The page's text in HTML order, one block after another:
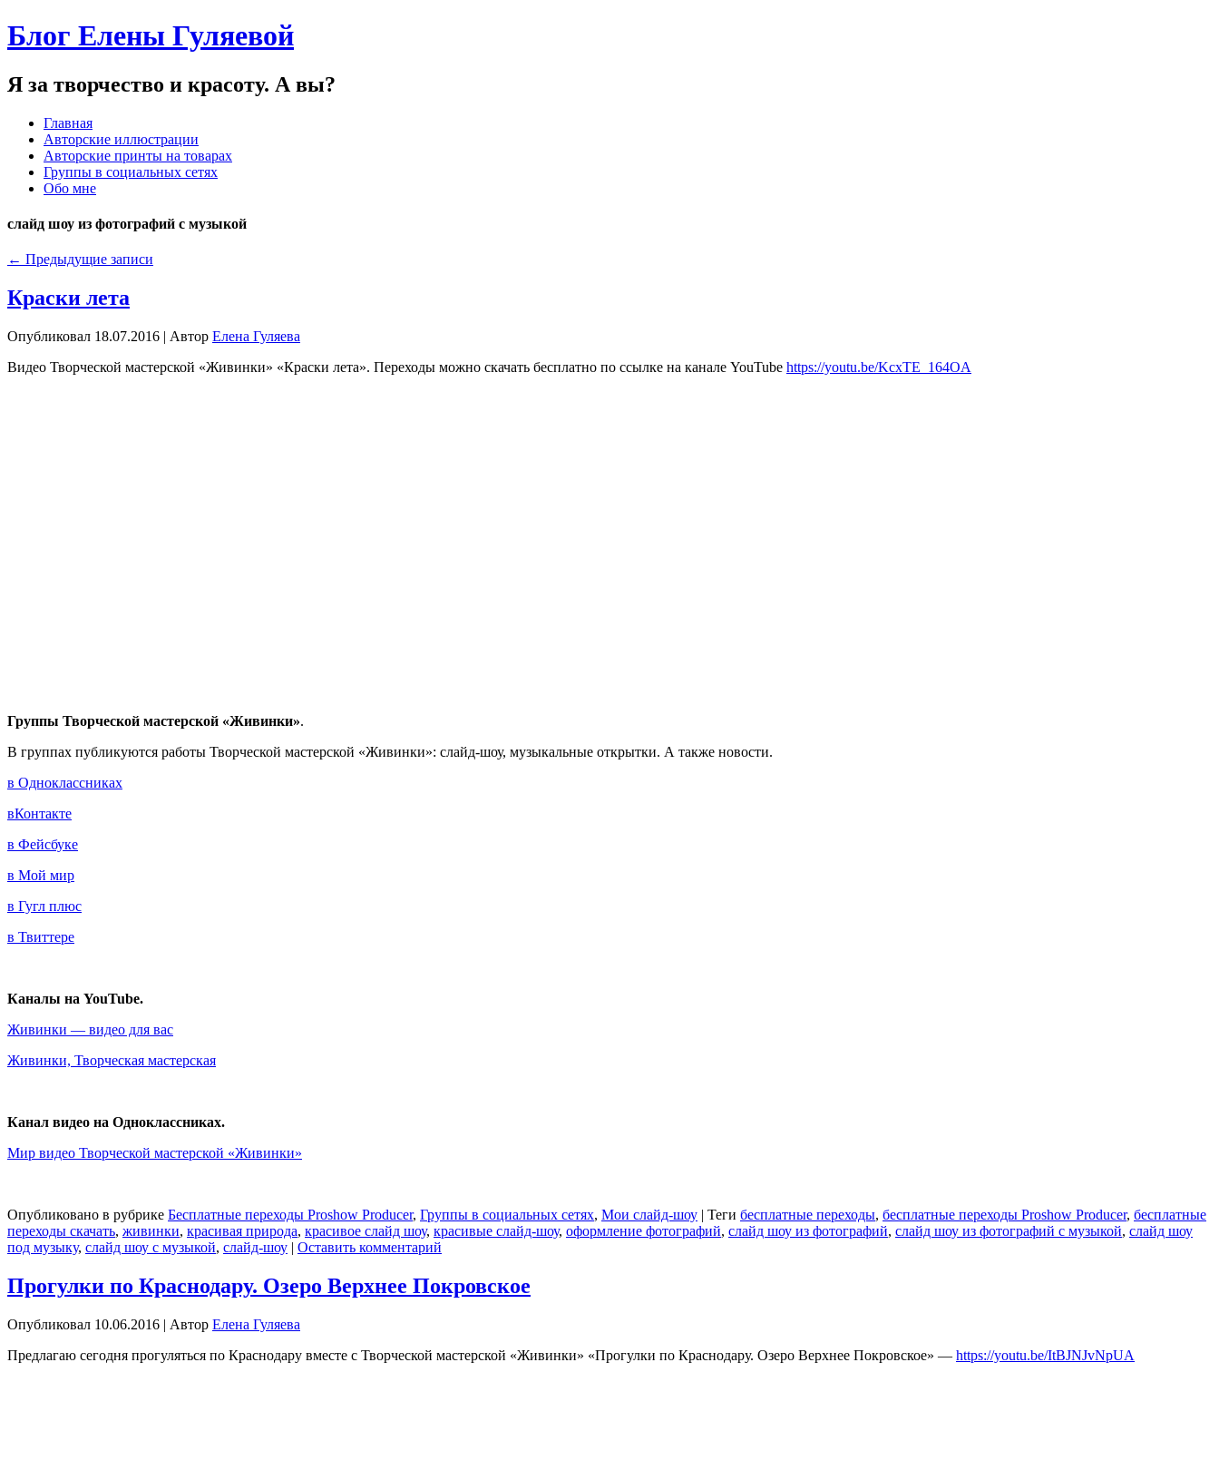
Блог Елены Гуляевой
Я за творчество и красоту. А вы?
Главная
Авторские иллюстрации
Авторские принты на товарах
Группы в социальных сетях
Обо мне
слайд шоу из фотографий с музыкой
← Предыдущие записи
Краски лета
Опубликовал 18.07.2016 | Автор Елена Гуляева
Видео Творческой мастерской «Живинки» «Краски лета». Переходы можно скачать бесплатно по ссылке на канале YouTube https://youtu.be/KcxTE_164OA
Группы Творческой мастерской «Живинки».
В группах публикуются работы Творческой мастерской «Живинки»: слайд-шоу, музыкальные открытки. А также новости.
в Одноклассниках
вКонтакте
в Фейсбуке
в Мой мир
в Гугл плюс
в Твиттере
Каналы на YouTube.
Живинки — видео для вас
Живинки, Творческая мастерская
Канал видео на Одноклассниках.
Мир видео Творческой мастерской «Живинки»
Опубликовано в рубрике Бесплатные переходы Proshow Producer, Группы в социальных сетях, Мои слайд-шоу | Теги бесплатные переходы, бесплатные переходы Proshow Producer, бесплатные
переходы скачать, живинки, красивая природа, красивое слайд шоу, красивые слайд-шоу, оформление фотографий, слайд шоу из фотографий, слайд шоу из фотографий с музыкой, слайд шоу
под музыку, слайд шоу с музыкой, слайд-шоу | Оставить комментарий
Прогулки по Краснодару. Озеро Верхнее Покровское
Опубликовал 10.06.2016 | Автор Елена Гуляева
Предлагаю сегодня прогуляться по Краснодару вместе с Творческой мастерской «Живинки» «Прогулки по Краснодару. Озеро Верхнее Покровское» — https://youtu.be/ItBJNJvNpUA